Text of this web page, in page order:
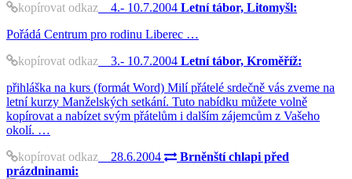
kopírovat odkaz 4.- 10.7.2004 Letní tábor, Litomyšl:
Pořádá Centrum pro rodinu Liberec …
kopírovat odkaz 3.- 10.7.2004 Letní tábor, Kroměříž:
přihláška na kurs (formát Word) Milí přátelé srdečně vás zveme na
letní kurzy Manželských setkání. Tuto nabídku můžete volně
kopírovat a nabízet svým přátelům i dalším zájemcům z Vašeho
okolí. …
kopírovat odkaz 28.6.2004
Brněnští chlapi před
prázdninami: